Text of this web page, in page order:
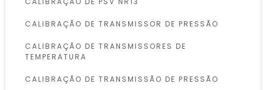
CALIBRAÇÃO DE TRANSMISSOR DE PRESSÃO
CALIBRAÇÃO DE TRANSMISSORES DE
TEMPERATURA
CALIBRAÇÃO DE TRANSMISSÃO DE PRESSÃO